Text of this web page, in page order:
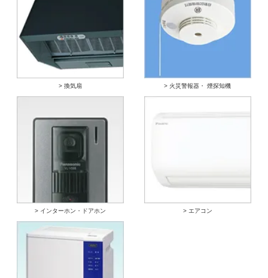
> 換気扇 > 火災警報器・ 煙探知機
> インターホン・ドアホン > エアコン